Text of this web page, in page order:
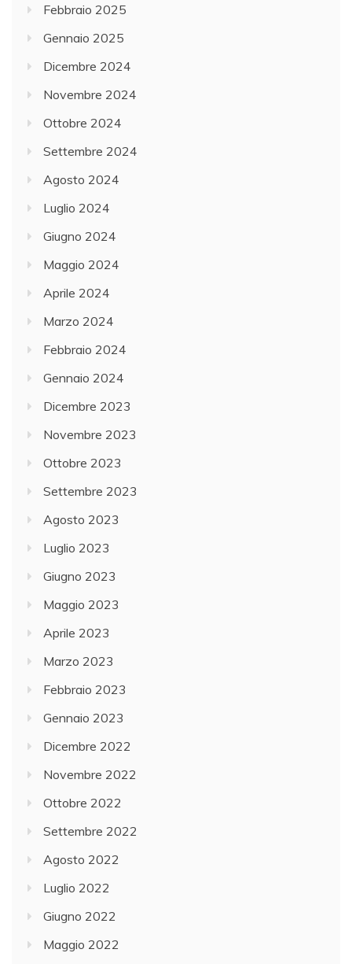
Febbraio 2025
Gennaio 2025
Dicembre 2024
Novembre 2024
Ottobre 2024
Settembre 2024
Agosto 2024
Luglio 2024
Giugno 2024
Maggio 2024
Aprile 2024
Marzo 2024
Febbraio 2024
Gennaio 2024
Dicembre 2023
Novembre 2023
Ottobre 2023
Settembre 2023
Agosto 2023
Luglio 2023
Giugno 2023
Maggio 2023
Aprile 2023
Marzo 2023
Febbraio 2023
Gennaio 2023
Dicembre 2022
Novembre 2022
Ottobre 2022
Settembre 2022
Agosto 2022
Luglio 2022
Giugno 2022
Maggio 2022